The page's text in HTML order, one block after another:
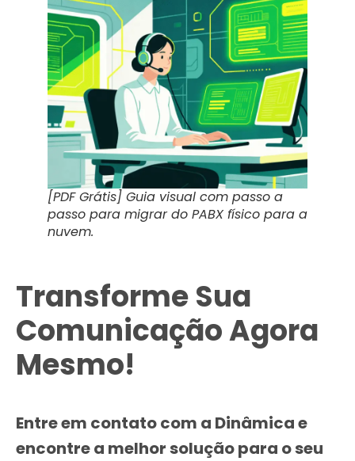
[PDF Grátis] Guia visual com passo a
passo para migrar do PABX físico para a
nuvem.
Transforme Sua
Comunicação Agora
Mesmo!
Entre em contato com a Dinâmica e
encontre a melhor solução para o seu